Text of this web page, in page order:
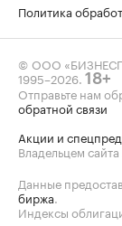
Политика
© ООО
1995–2026 18+
Отправьте нам
обратной связи
Акции и
Владельцем
Данные
биржа
Индексы